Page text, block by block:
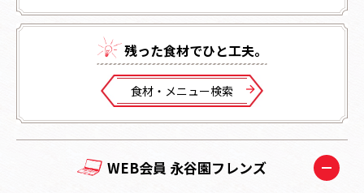
残った⾷材でひと⼯夫。
⾷材・メニュー検索
WEB会員 永谷園フレンズ